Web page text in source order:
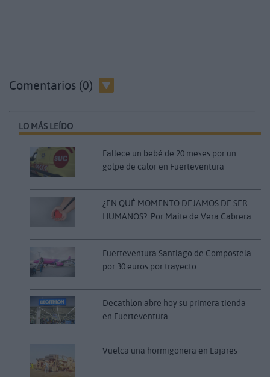
Comentarios (0)
LO MÁS LEÍDO
Fallece un bebé de 20 meses por un
golpe de calor en Fuerteventura
¿EN QUÉ MOMENTO DEJAMOS DE SER
HUMANOS?. Por Maite de Vera Cabrera
Fuerteventura Santiago de Compostela
por 30 euros por trayecto
Decathlon abre hoy su primera tienda
en Fuerteventura
Vuelca una hormigonera en Lajares